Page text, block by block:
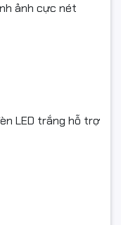
ảnh cực nét
LED trắng hỗ trợ